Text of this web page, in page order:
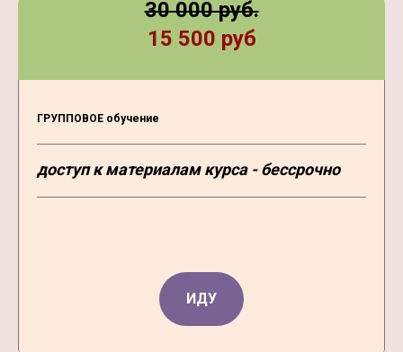
30 000 руб.
15 500 руб
ГРУППОВОЕ обучение
доступ к материалам курса - бессрочно
ИДУ